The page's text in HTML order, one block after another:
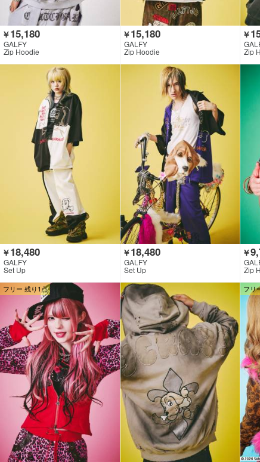
￥15,180
GALFY
Zip Hoodie
￥15,180
GALFY
Zip Hoodie
￥
Zip
￥18,480
GALFY
Set Up
￥18,480
GALFY
Set Up
￥
Zip
フリー 残り1点 フリ